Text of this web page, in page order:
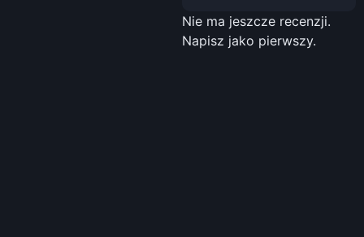
Nie ma jeszcze recenzji.
Napisz jako pierwszy.